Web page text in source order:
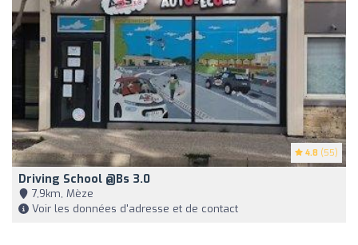
4.8 (55)
Driving School @Bs 3.0
7,9km, Mèze
Voir les données d'adresse et de contact